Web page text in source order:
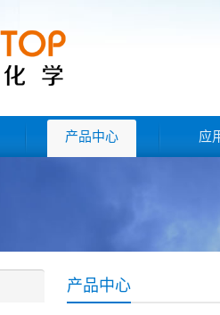
产品中心 应
产品中心